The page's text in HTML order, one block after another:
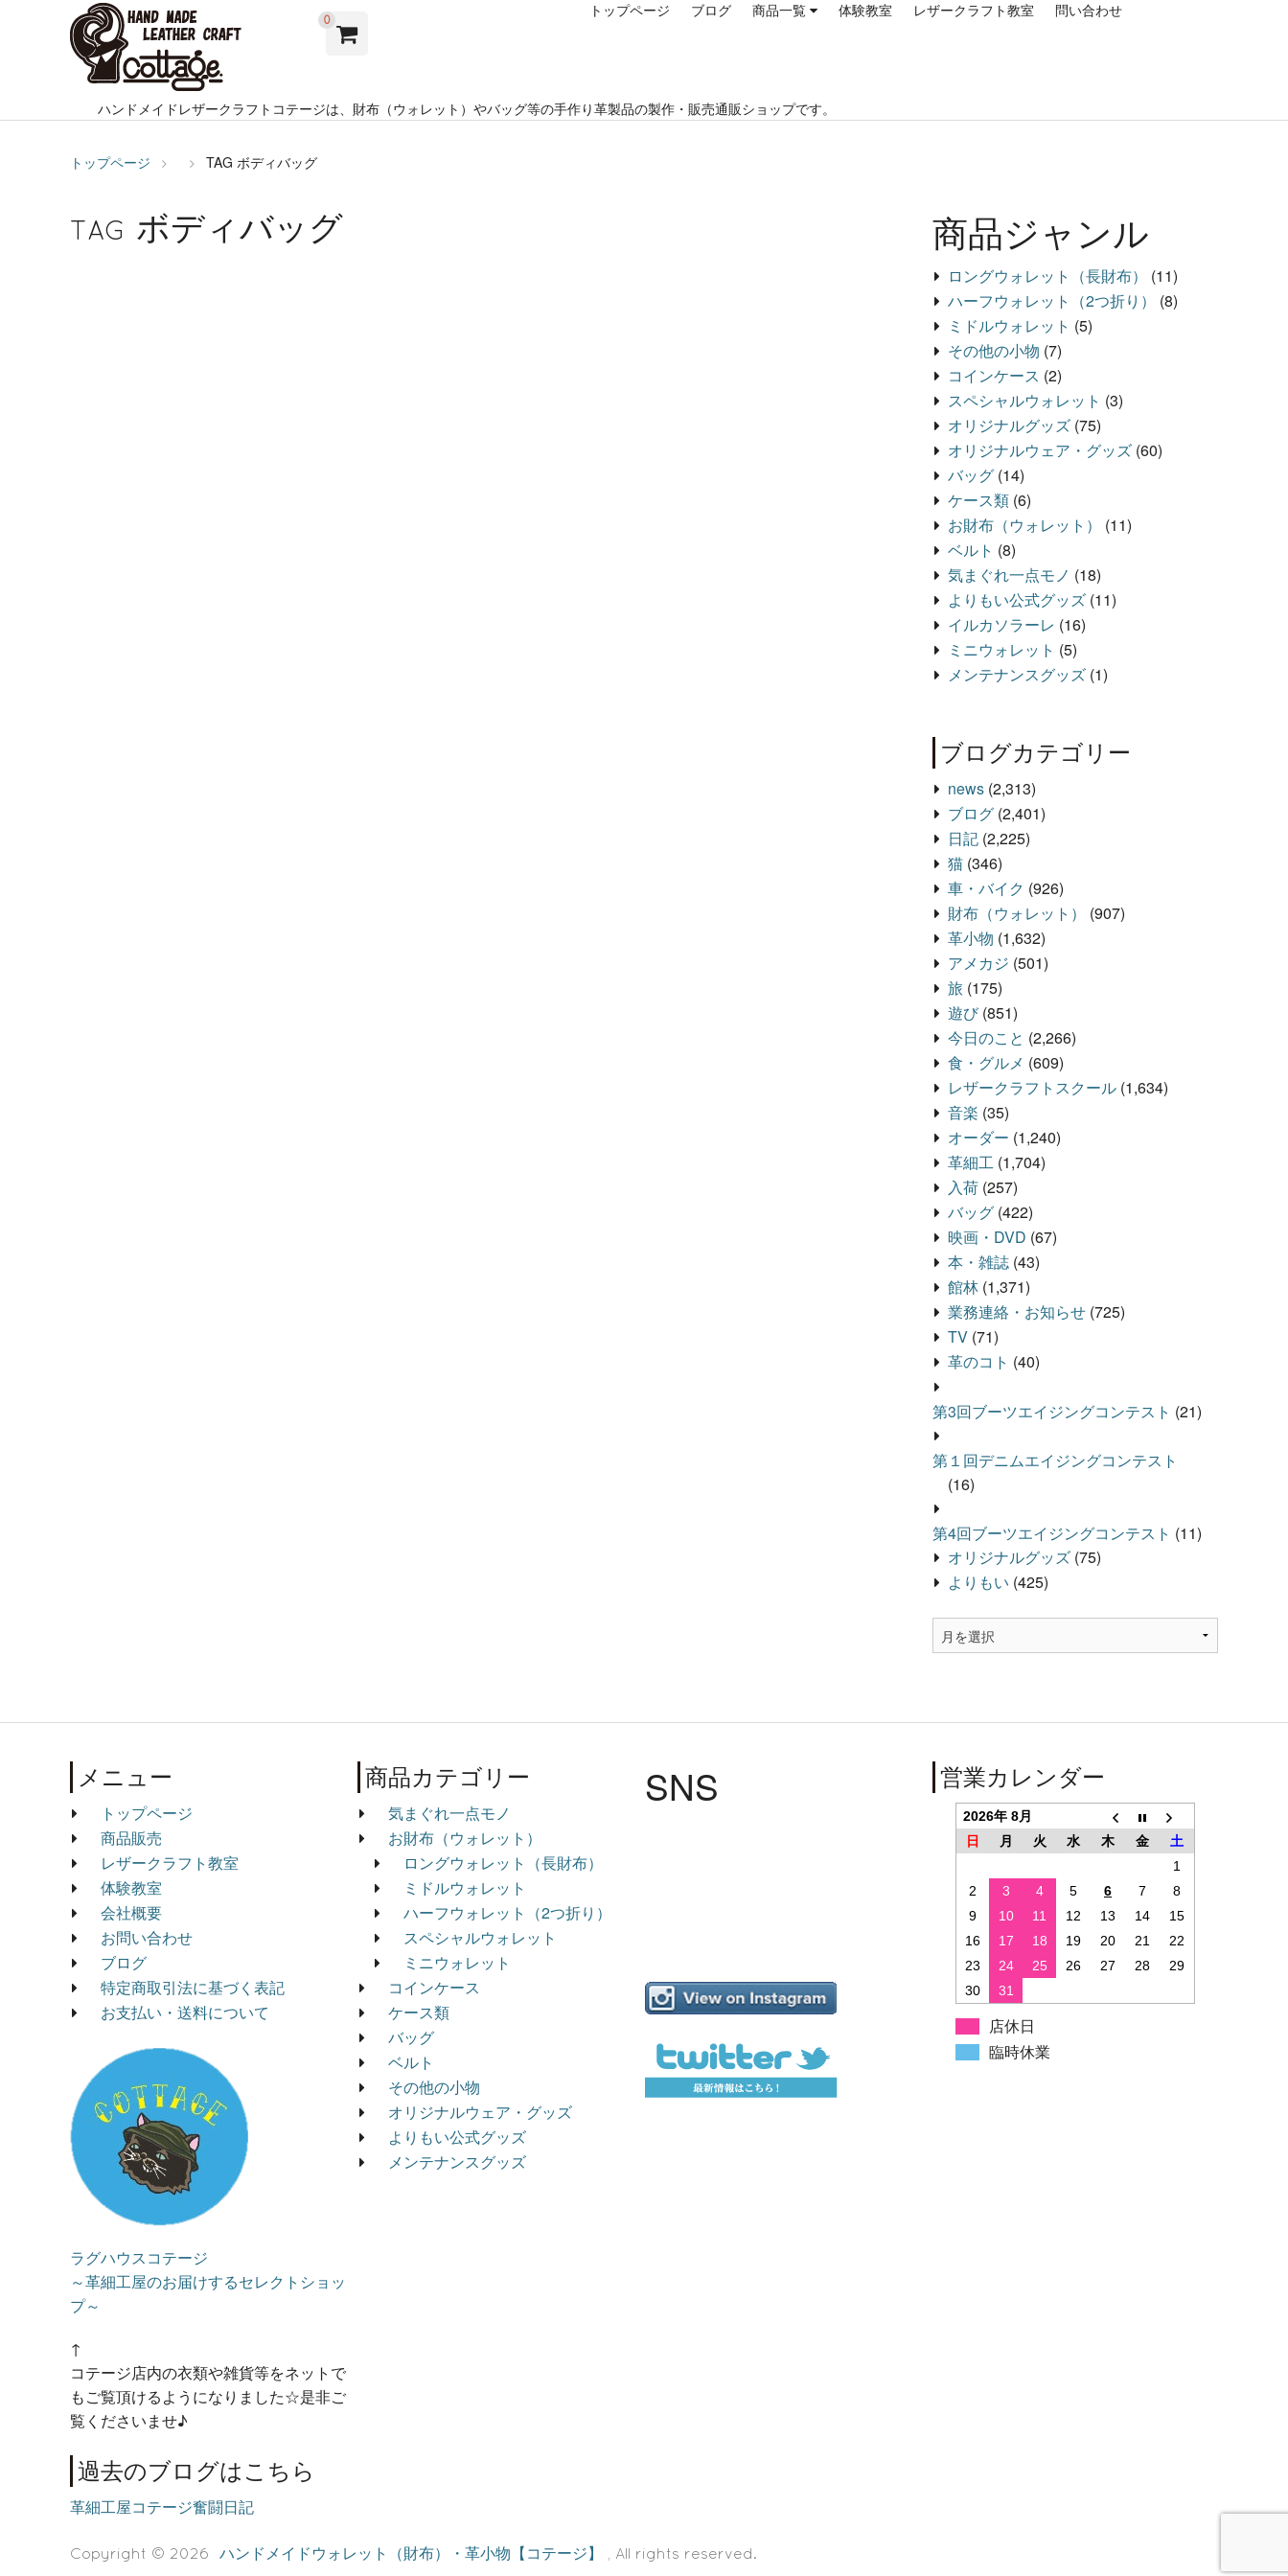
0
トップページ ブログ 商品一覧 体験教室 レザークラフト教室 問い合わせ
ハンドメイドレザークラフトコテージは、財布（ウォレット）やバッグ等の手作り革製品の製作・販売通販ショップです。
トップページ TAG ボディバッグ
TAG ボディバッグ 商品ジャンル
ロングウォレット（長財布）
(11)
ハーフウォレット（2つ折り）
(8)
ミドルウォレット (5)
その他の小物 (7)
コインケース (2)
スペシャルウォレット (3)
オリジナルグッズ (75)
オリジナルウェア・グッズ (60)
バッグ (14)
ケース類 (6)
お財布（ウォレット）
(11)
ベルト (8)
気まぐれ一点モノ (18)
よりもい公式グッズ (11)
イルカソラーレ (16)
ミニウォレット (5)
メンテナンスグッズ (1)
ブログカテゴリー
news (2,313)
ブログ (2,401)
日記 (2,225)
猫 (346)
車・バイク (926)
財布（ウォレット）
(907)
革小物 (1,632)
アメカジ (501)
旅 (175)
遊び(851)
今日のこと (2,266)
食・グルメ (609)
レザークラフトスクール (1,634)
音楽 (35)
オーダー (1,240)
革細工 (1,704)
入荷 (257)
バッグ (422)
映画・DVD (67)
本・雑誌 (43)
館林 (1,371)
業務連絡・お知らせ (725)
TV (71)
革のコト (40)
第3回ブーツエイジングコンテスト (21)
第１回デニムエイジングコンテスト
(16)
第4回ブーツエイジングコンテスト (11)
オリジナルグッズ (75)
よりもい (425)
メニュー
トップページ
商品販売
レザークラフト教室
体験教室
会社概要
お問い合わせ
ブログ
特定商取引法に基づく表記
お支払い・送料について
ラグハウスコテージ
～革細工屋のお届けするセレクトショッ
プ～
↑
コテージ店内の衣類や雑貨等をネットで
もご覧頂けるようになりました☆是非ご
覧くださいませ♪
過去のブログはこちら
革細工屋コテージ奮闘日記
商品カテゴリー
気まぐれ一点モノ
お財布（ウォレット）
ロングウォレット（長財布）
ミドルウォレット
ハーフウォレット（2つ折り）
スペシャルウォレット
ミニウォレット
コインケース
ケース類
バッグ
ベルト
その他の小物
オリジナルウェア・グッズ
よりもい公式グッズ
メンテナンスグッズ
SNS 営業カレンダー
2026年 8月
日
月 火 水 木 金
土
1
2
3 4 5 6 7
8
9
10 11 12 13 14
15
16
17 18 19 20 21
22
23
24 25 26 27 28
29
30
31
店休日
臨時休業
Copyright © 2026 ハンドメイドウォレット（財布）・革小物【コテージ】 , All rights reserved.